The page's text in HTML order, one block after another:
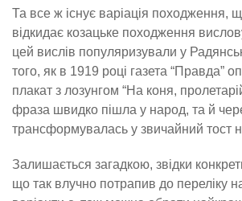
Та все ж існує варіація походження,
відкидає козацьке походження
цей вислів популяризували у
того, як в 1919 році газета “Правда”
плакат з лозунгом “На коня,
фраза швидко пішла у народ, та й
трансформувалась у звичайний тост
Залишається загадкою, звідки
що так влучно потрапив до переліку